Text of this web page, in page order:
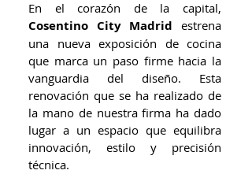
Cosentino City Madrid estrena
una nueva exposición de cocina
que marca un paso firme hacia la
vanguardia del diseño. Esta
renovación que se ha realizado de
la mano de nuestra firma ha dado
lugar a un espacio que equilibra
innovación, estilo y precisión
técnica.